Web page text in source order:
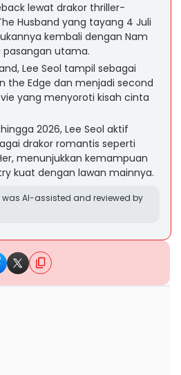
lewat drakor thriller-
Husband yang tayang 4 Juli
kembali dengan Nam
pasangan utama.
Lee Seol tampil sebagai
the Edge dan menjadi second
yang menyoroti kisah cinta
2026, Lee Seol aktif
drakor romantis seperti
menunjukkan kemampuan
kuat dengan lawan mainnya.
AI-assisted and reviewed by